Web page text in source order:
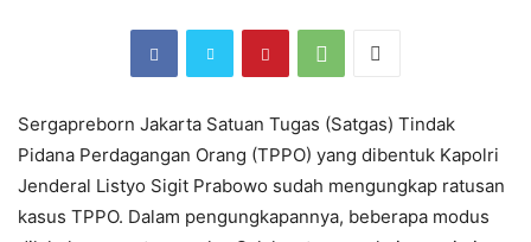
Sergapreborn Jakarta Satuan Tugas (Satgas) Tindak
Pidana Perdagangan Orang (TPPO) yang dibentuk Kapolri
Jenderal Listyo Sigit Prabowo sudah mengungkap ratusan
kasus TPPO. Dalam pengungkapannya, beberapa modus